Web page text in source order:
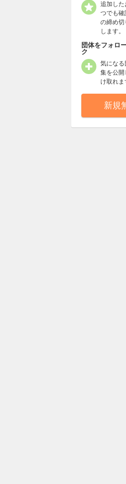
追加した
つでも確
の締め切
します。
団体をフォロ
ク
気になる
集を公開
け取れま
新規